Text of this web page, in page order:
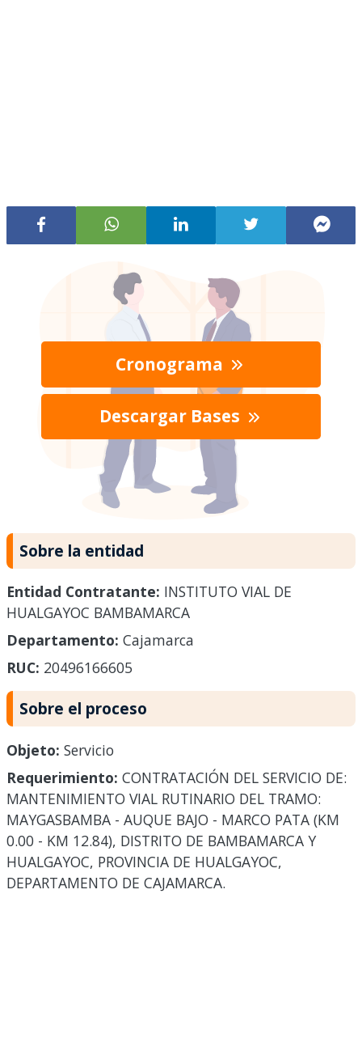
Cronograma
Descargar Bases
Sobre la entidad
Entidad Contratante: INSTITUTO VIAL DE
HUALGAYOC BAMBAMARCA
Departamento: Cajamarca
RUC: 20496166605
Sobre el proceso
Objeto: Servicio
Requerimiento: CONTRATACIÓN DEL SERVICIO DE:
MANTENIMIENTO VIAL RUTINARIO DEL TRAMO:
MAYGASBAMBA - AUQUE BAJO - MARCO PATA (KM
0.00 - KM 12.84), DISTRITO DE BAMBAMARCA Y
HUALGAYOC, PROVINCIA DE HUALGAYOC,
DEPARTAMENTO DE CAJAMARCA.